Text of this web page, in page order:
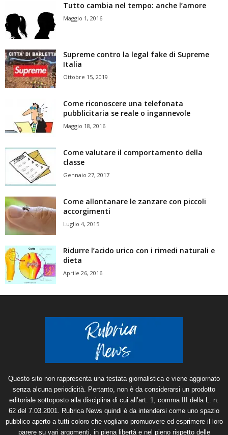
Tutto cambia nel tempo: anche l’amore
Maggio 1, 2016
Supreme contro la legal fake di Supreme
Italia
Ottobre 15, 2019
Come riconoscere una telefonata
pubblicitaria se reale o ingannevole
Maggio 18, 2016
Come valutare il comportamento della
classe
Gennaio 27, 2017
Come allontanare le zanzare con piccoli
accorgimenti
Luglio 4, 2015
Ridurre l’acido urico con i rimedi naturali e
dieta
Aprile 26, 2016
Questo sito non rappresenta una testata giornalistica e viene aggiornato
senza alcuna periodicità. Pertanto, non è da considerarsi un prodotto
editoriale sottoposto alla disciplina di cui all’art. 1, comma III della L. n.
62 del 7.03.2001. Rubrica News quindi è da intendersi come uno spazio
pubblico aperto a tutti coloro che vogliano promuovere ed esprimere il loro
parere su vari argomenti, in piena libertà e nel pieno rispetto delle